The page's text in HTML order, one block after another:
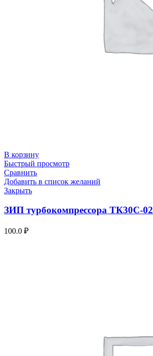
В корзину
Быстрый просмотр
Сравнить
Добавить в список желаний
Закрыть
ЗИП турбокомпрессора ТК30С-02
100.0 ₽